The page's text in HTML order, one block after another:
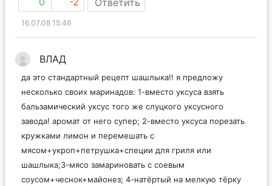
16.07.08 15:46
ВЛАД
да это стандартный рецепт шашлыка!! я предложу
несколько своих маринадов: 1-вместо уксуса взять
бальзамический уксус того же слуцкого уксусного
завода! аромат от него супер; 2-вместо уксуса порезать
кружками лимон и перемешать с
мясом+укроп+петрушка+специи для гриля или
шашлыка;3-мясо замариновать с соевым
соусом+чеснок+майонез; 4-натёртый на мелкую тёрку